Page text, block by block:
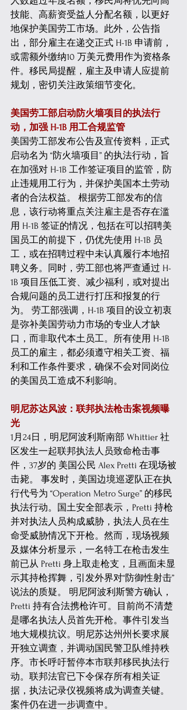
技能、高薪资受益人分配名额，以更好
地保护美国劳工市场。此外，公告指
出，部分雇主在递交正式 H-1B 申请前，
或需额外缴纳10 万美元费用作为资格条
件。移民局提醒，雇主及申请人应提前
规划，密切关注政策细节变化。
美国劳工部启动防火墙项目的执法行
动，加强 H-1B 用工合规监管
美国劳工部发布公告及宣传资料，正式
启动名为 “防火墙项目” 的执法行动，旨
在加强对 H-1B 工作签证项目的监管，防
止违规用工行为，并保护美国本土劳动
者的合法权益。 根据劳工部发布的信
息，该行动将重点关注雇主是否存在滥
用 H-1B 签证的情况，包括在可以招聘美
国员工的前提下，仍优先使用 H-1B 员
工，或在招聘过程中未认真履行本地招
聘义务。同时，劳工部也将严查通过 H-
1B 项目压低工资、减少福利，或对提出
合规问题的员工进行打压和报复的行
为。 劳工部强调，H-1B 项目的设立初衷
是弥补美国劳动力市场的专业人才缺
口，而非取代本土员工。所有使用 H-1B
员工的雇主，都必须遵守相关工资、福
利和工作条件要求，确保不会对同岗位
的美国员工造成不利影响。
明尼苏达风波：联邦执法枪击案视频曝
光
1月24日，明尼阿波利斯南部 Whittier 社
区发生一起联邦执法人员致命枪击事
件，37岁的 美国公民 Alex Pretti 在现场被
击毙。 事发时，美国边境巡逻队正在执
行代号为 “Operation Metro Surge” 的移民
执法行动。国土安全部表示，Pretti 持枪
并对执法人员构成威胁，执法人员在生
命受威胁情况下开枪。然而，现场视频
及媒体分析显示，一名特工在枪击发生
前已从 Pretti 身上取走枪支，且画面未显
示其持枪挥舞，引发外界对“防御性射击”
说法的质疑。 明尼阿波利斯警方确认，
Pretti 持有合法携枪许可。目前尚不清楚
是哪名执法人员首先开枪。事件引发当
地大规模抗议。明尼苏达州州长要求展
开独立调查，并调动国民警卫队维持秩
序。市长呼吁暂停本市联邦移民执法行
动。联邦法官已下令保存所有相关证
据，执法记录仪视频将成为调查关键。
案件仍在进一步调查中。